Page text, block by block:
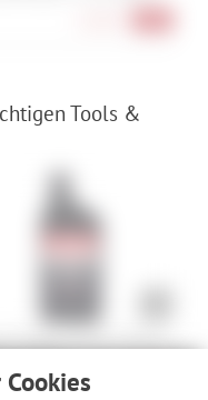
Tools &
NoTubes Original Tubeless
17,90 €